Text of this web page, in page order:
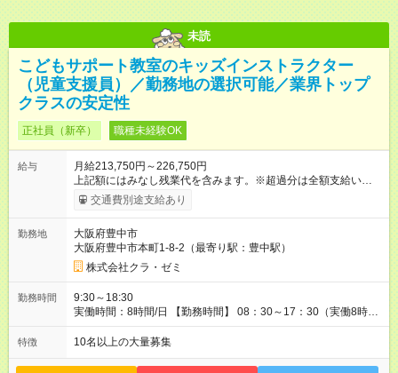
未読
こどもサポート教室のキッズインストラクター
（児童支援員）／勤務地の選択可能／業界トップ
クラスの安定性
正社員（新卒） 職種未経験OK
給与
月給213,750円～226,750円
上記額にはみなし残業代を含みます。※超過分は全額支給いたし
ます。 みなし残業代 12,250円／月 みなし残業時間 8時間／月
【昇給】 年1回（4月） 【賞与】 年2回（6月・12月） 【各種手
当※基本給に含まれます。 └3，000円～1万円／月（資格内容に
応じて支給） ・地域手当※基本給に含まれます。 └2，000円～
1万5，000円／月 ・その他手当※基本給に含まれます。 └1万
3，500円 ・家族手当 └配偶者：1万円／子（1人）：5，000円
・役職手当 【試用期間】試用期間あり 試用期間の長さ：6ヶ月
※ 雇用形態と給与に、本採用時と異なる部分があります。 雇用
にはみなし残業代を含みます。※超過分は全額支給いたします。
みなし残業代 12,250円／月 みなし残業時間 8時間／月
交通費別途支給あり
勤務地
大阪府豊中市
大阪府豊中市本町1-8-2（最寄り駅：豊中駅）
株式会社クラ・ゼミ
勤務時間
9:30～18:30
実働時間：8時間/日 【勤務時間】 08：30～17：30（実働8時間
／休憩1時間） 09：00～18：00（実働8時間／休憩1時間）
09：30～18：30（実働8時間／休憩1時間） 10：00～19：
特徴 10名以上の大量募集